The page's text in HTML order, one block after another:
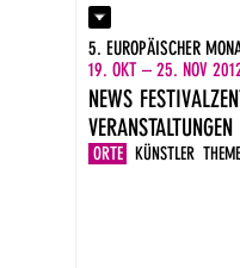
Kontakt
Presse
Impressum
DE
EN
5. EUROPÄISCHER
19. OKT – 25. NOV
NEWS
ORTE KÜNSTLER
VERANSTALTUNGEN